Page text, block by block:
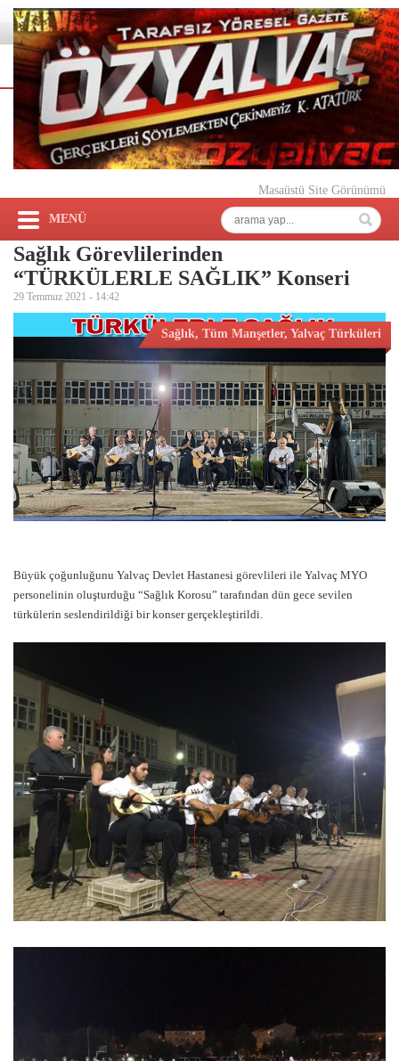
Masaüstü Site Görünümü
MENÜ
Sağlık Görevlilerinden
“TÜRKÜLERLE SAĞLIK” Konseri
29 Temmuz 2021 - 14:42
Sağlık, Tüm Manşetler, Yalvaç Türküleri
Büyük çoğunluğunu Yalvaç Devlet Hastanesi görevlileri ile Yalvaç MYO
personelinin oluşturduğu “Sağlık Korosu” tarafından dün gece sevilen
türkülerin seslendirildiği bir konser gerçekleştirildi.